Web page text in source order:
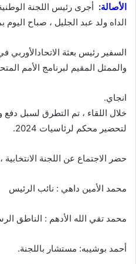
الأصالة: أجرى رئيس اللجنة
الداه ولد عبد الجليل ، صباح اليوم
السفير رئيس بعثة الاتحادالأوربي
والممثل المقيم لبرنامج الأمم
انجاي.
خلال اللقاء ، تم التطرق لسبل دفع
لتحضير محكم لرئاسيات 2024.
حضر الاجتماع عن اللجنة
محمد الأمين داهي : نائب الرئيس
محمد تقي الله الأدهم : الناطق
أحمد بوشيبه: مستشار باللجنة.